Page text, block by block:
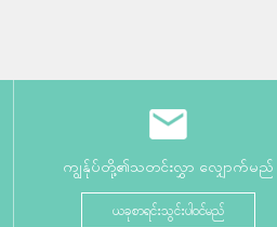
ကျွန်ုပ်တို့၏သတင်းလွှာ လျှောက်မည်
ယခုစာရင်းသွင်းပါဝင်မည်